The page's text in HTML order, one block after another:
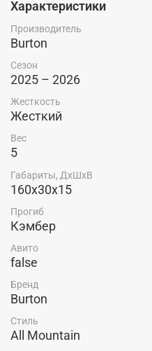
Характеристики
Производитель
Burton
Сезон
2025 – 2026
Жесткость
Жесткий
Вес
5
Габариты, ДхШхВ
160x30x15
Прогиб
Кэмбер
Авито
false
Бренд
Burton
Стиль
All Mountain